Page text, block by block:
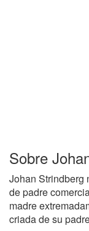
Sobre
Johan Strindberg
de padre
madre
criada de su